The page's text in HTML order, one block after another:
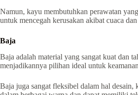
Namun, kayu membutuhkan perawatan
untuk mencegah kerusakan akibat cuaca dan
Baja
Baja adalah material yang sangat kuat dan
menjadikannya pilihan ideal untuk
Baja juga sangat fleksibel dalam hal desain,